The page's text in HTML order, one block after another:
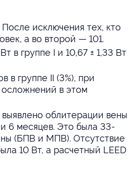
исключения тех, кто
а во второй — 101.
в группе I и 10,67 ± 1,33 Вт
в группе II (3%), при
осложнений в этом
облитерации вены
и 6 месяцев. Это была 33-
(БПВ и МПВ). Отсутствие
10 Вт, а расчетный LEED